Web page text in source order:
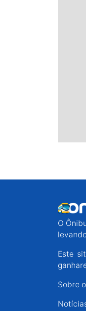
O
Este
Sobre